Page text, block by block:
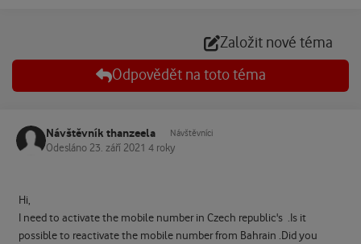
Založit nové téma
Odpovědět na toto téma
Návštěvník thanzeela Návštěvníci
Odesláno 23. září 2021 4 roky
Hi,
I need to activate the mobile number in Czech republic's .Is it
possible to reactivate the mobile number from Bahrain .Did you